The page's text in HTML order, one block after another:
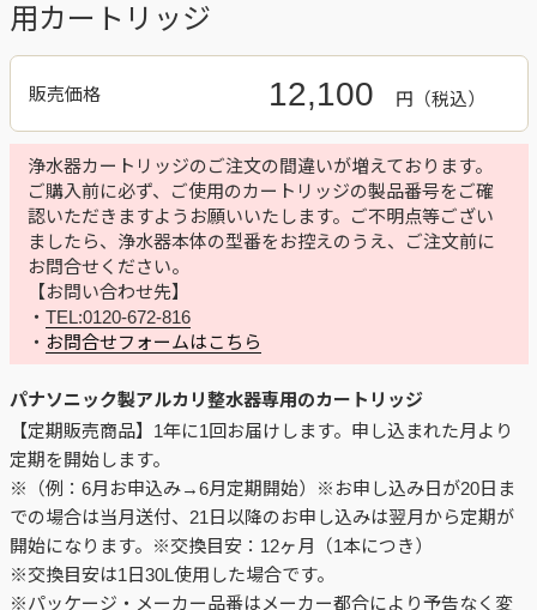
用カートリッジ
販売価格 12,100 円
浄水器カートリッジのご注文の間違いが増えております。
ご購入前に必ず、ご使用のカートリッジの製品番号をご確
認いただきますようお願いいたします。ご不明点等ござい
ましたら、浄水器本体の型番をお控えのうえ、ご注文前に
お問合せください。
【お問い合わせ先】
・ TEL:0120-672-816
・ お問合せフォームはこちら
パナソニック製アルカリ整水器専用のカートリッジ
【定期販売商品】1年に1回お届けします。申し込まれた月より
定期を開始します。
※（例：6月お申込み→6月定期開始）※お申し込み日が20日ま
での場合は当月送付、21日以降のお申し込みは翌月から定期が
開始になります。※交換目安：12ヶ月（1本につき）
※交換目安は1日30L使用した場合です。
※パッケージ・メーカー品番はメーカー都合により予告なく変